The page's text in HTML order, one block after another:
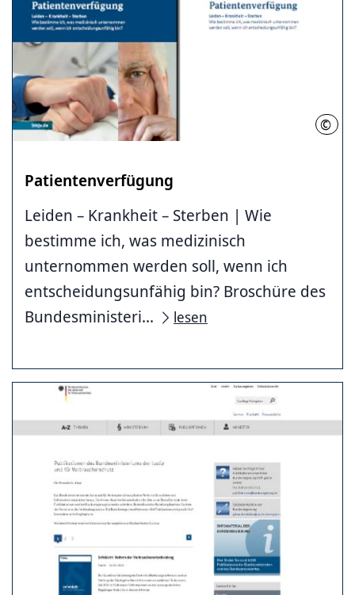
© BMJV
Patientenverfügung
Leiden – Krankheit – Sterben | Wie
bestimme ich, was medizinisch
unternommen werden soll, wenn ich
entscheidungsunfähig bin? Broschüre des
Bundesministeri...
lesen